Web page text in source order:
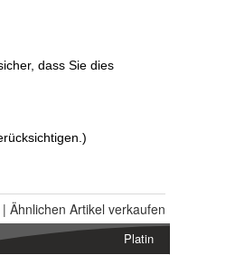
| Ähnlichen Artikel verkaufen
Platin